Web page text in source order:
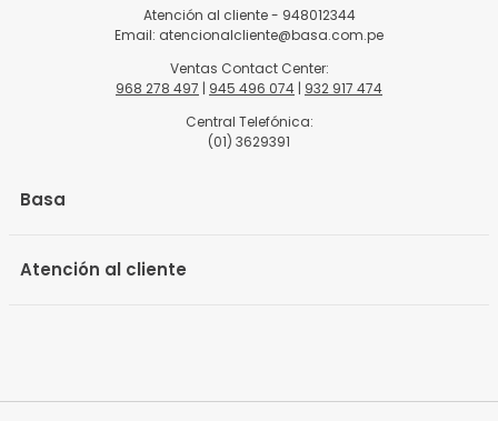
Atención al cliente - 948012344
Email: atencionalcliente@basa.com.pe
Ventas Contact Center:
968 278 497 | 945 496 074 | 932 917 474
Central Telefónica:
(01) 3629391
Basa
Atención al cliente